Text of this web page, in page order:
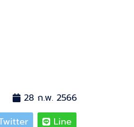
28 ก.พ. 2566
Line